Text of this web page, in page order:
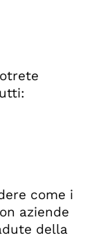
come i
aziende
della